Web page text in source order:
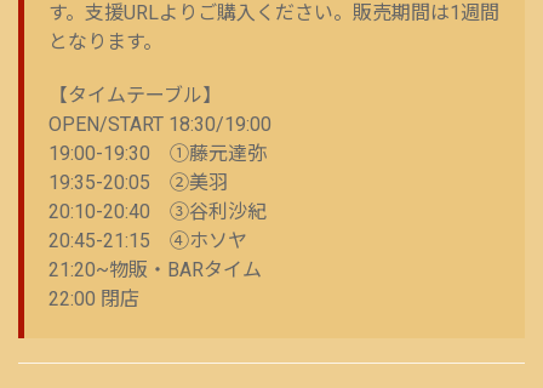
す。支援URLよりご購入ください。販売期間は1週間
となります。
【タイムテーブル】
OPEN/START 18:30/19:00
19:00-19:30 ①藤元達弥
19:35-20:05 ②美羽
20:10-20:40 ③谷利沙紀
20:45-21:15 ④ホソヤ
21:20~物販・BARタイム
22:00 閉店